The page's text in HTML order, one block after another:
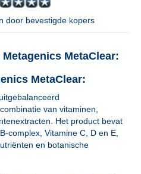
door bevestigde kopers
MetaClear:
MetaClear:
van vitaminen,
Het product bevat
complex, Vitamine C, D en E,
en botanische